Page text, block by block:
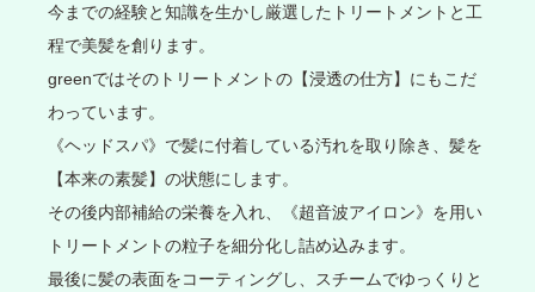
今までの経験と知識を生かし厳選したトリートメントと工
程で美髪を創ります。
greenではそのトリートメントの【浸透の仕方】にもこだ
わっています。
《ヘッドスパ》で髪に付着している汚れを取り除き、髪を
【本来の素髪】の状態にします。
その後内部補給の栄養を入れ、《超音波アイロン》を用い
トリートメントの粒子を細分化し詰め込みます。
最後に髪の表面をコーティングし、スチームでゆっくりと